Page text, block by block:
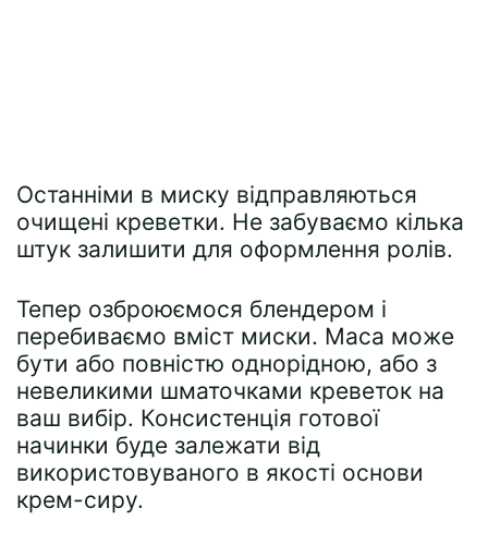
Останніми в миску відправляються
очищені креветки. Не забуваємо кілька
штук залишити для оформлення ролів.
Тепер озброюємося блендером і
перебиваємо вміст миски. Маса може
бути або повністю однорідною, або з
невеликими шматочками креветок на
ваш вибір. Консистенція готової
начинки буде залежати від
використовуваного в якості основи
крем-сиру.